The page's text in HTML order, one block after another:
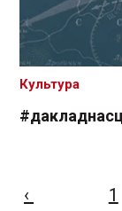
Культура
‹ 1